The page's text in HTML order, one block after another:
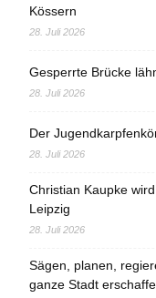
Kössern
28. Juli 2026
Gesperrte Brücke
28. Juli 2026
Der
28. Juli 2026
Christian Kaupke
Leipzig
28. Juli 2026
Sägen, planen,
ganze Stadt